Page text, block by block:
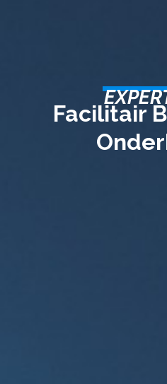
Facilitair